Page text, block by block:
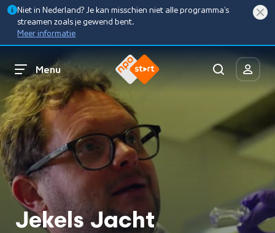
Niet in Nederland? Je kan misschien niet alle programma’s
streamen zoals je gewend bent.
Meer informatie
Menu
Jekels Jacht